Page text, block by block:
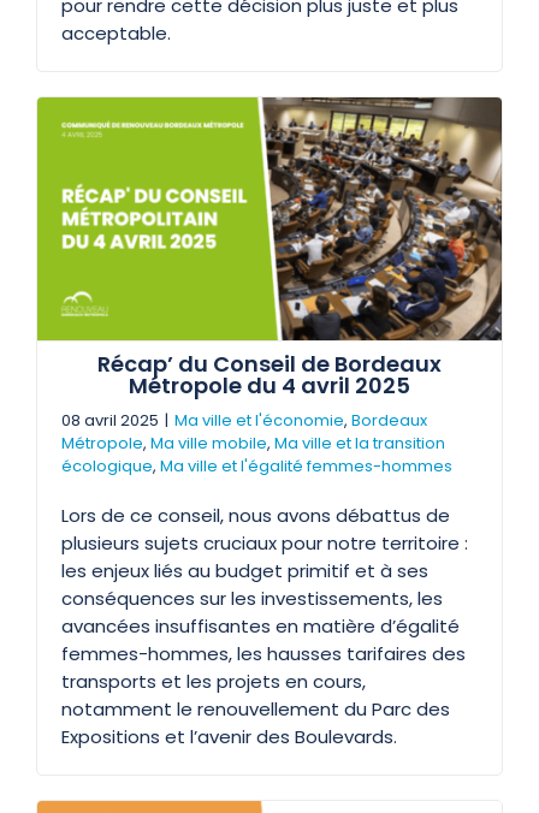
acceptable.
Récap’ du Conseil de Bordeaux
Métropole du 4 avril 2025
08 avril 2025 | Ma ville et l'économie, Bordeaux
Métropole, Ma ville mobile, Ma ville et la transition
écologique, Ma ville et l'égalité femmes-hommes
Lors de ce conseil, nous avons débattus de
plusieurs sujets cruciaux pour notre territoire :
les enjeux liés au budget primitif et à ses
conséquences sur les investissements, les
avancées insuffisantes en matière d’égalité
femmes-hommes, les hausses tarifaires des
transports et les projets en cours,
notamment le renouvellement du Parc des
Expositions et l’avenir des Boulevards.